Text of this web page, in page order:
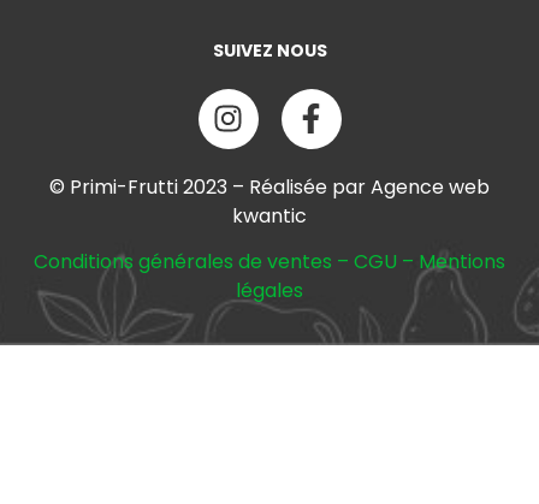
SUIVEZ NOUS
© Primi-Frutti 2023 – Réalisée par Agence web
kwantic
Conditions générales de ventes – CGU – Mentions
légales